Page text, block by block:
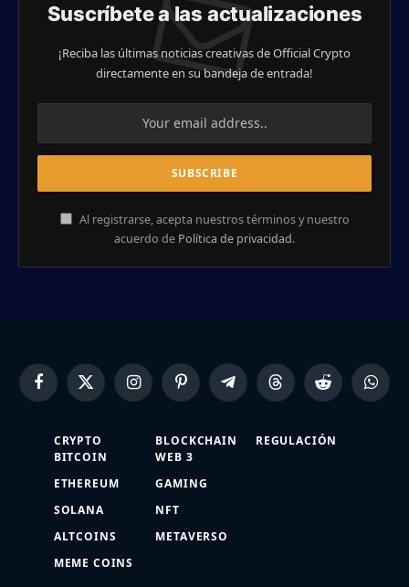
Suscríbete a las actualizaciones
¡Reciba las últimas noticias creativas de Official Crypto
directamente en su bandeja de entrada!
Al registrarse, acepta nuestros términos y nuestro
acuerdo de Política de privacidad.
FacebookX
(Twitter)
InstagramPinterestTelegramThreads Reddit
CRYPTO
BITCOIN
ETHEREUM
SOLANA
ALTCOINS
MEME COINS
BLOCKCHAIN
WEB 3
GAMING
NFT
METAVERSO
REGULACIÓN